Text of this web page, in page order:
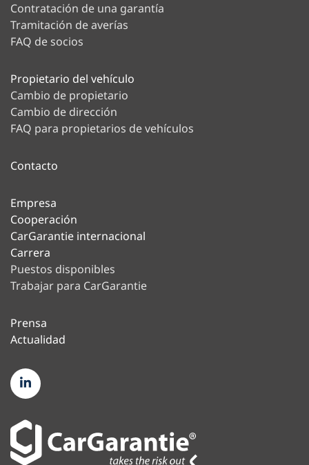
Contratación de una garantía
Tramitación de averías
FAQ de socios
Propietario del vehículo
Cambio de propietario
Cambio de dirección
FAQ para propietarios de vehículos
Contacto
Empresa
Cooperación
CarGarantie internacional
Carrera
Puestos disponibles
Trabajar para CarGarantie
Prensa
Actualidad